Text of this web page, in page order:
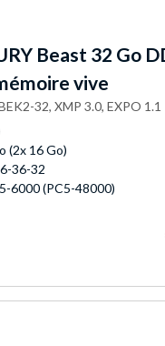
Beast 32 Go
vive
32, XMP 3.0, EXPO 1.1
(2x 16 Go)
36-32
6000 (PC5-48000)